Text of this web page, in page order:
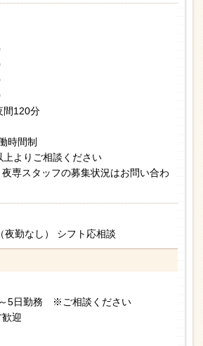
120分
時間制
よりご相談ください
専スタッフの募集状況はお問い合わ
夜勤なし） シフト応相談
5日勤務 ※ご相談ください
迎